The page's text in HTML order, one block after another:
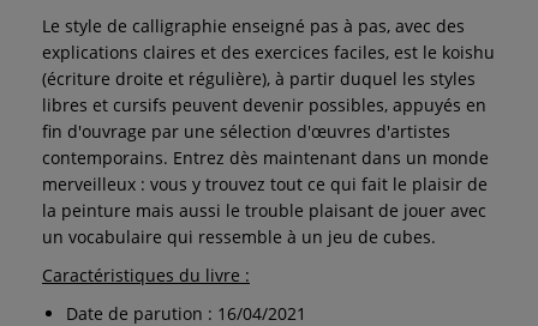
Le style de calligraphie enseigné pas à pas, avec des
explications claires et des exercices faciles, est le koishu
(écriture droite et régulière), à partir duquel les styles
libres et cursifs peuvent devenir possibles, appuyés en
fin d'ouvrage par une sélection d'œuvres d'artistes
contemporains. Entrez dès maintenant dans un monde
merveilleux : vous y trouvez tout ce qui fait le plaisir de
la peinture mais aussi le trouble plaisant de jouer avec
un vocabulaire qui ressemble à un jeu de cubes.
Caractéristiques du livre :
Date de parution : 16/04/2021